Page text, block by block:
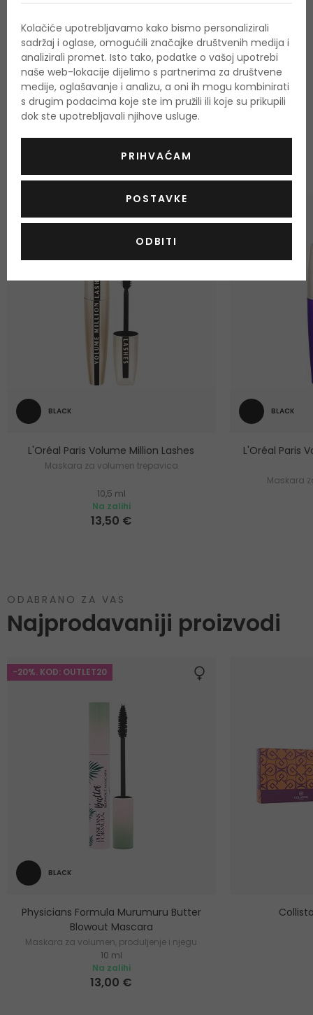
OSTALI PROIZVODI IZ ASORTIMANA
L'Oréal Paris Volume
Million Lashes
BLACK
L'Oréal Paris Volume Million Lashes
Maskara za volumen trepavica
10,5 ml
Na zalihi
13,50 €
BLACK
L'Oréal Paris
Maskara
ODABRANO ZA VAS
Najprodavaniji proizvodi
-20%. KOD: OUTLET20
BLACK
Physicians Formula Murumuru Butter
Blowout Mascara
Maskara za volumen, produljenje i njegu
trepavica
10 ml
Na zalihi
13,00 €
Kolačiće upotrebljavamo kako bismo personalizirali
sadržaj i oglase, omogućili značajke društvenih medija i
analizirali promet. Isto tako, podatke o vašoj upotrebi
naše web-lokacije dijelimo s partnerima za društvene
medije, oglašavanje i analizu, a oni ih mogu kombinirati
s drugim podacima koje ste im pružili ili koje su prikupili
dok ste upotrebljavali njihove usluge.
PRIHVAĆAM
POSTAVKE
ODBITI